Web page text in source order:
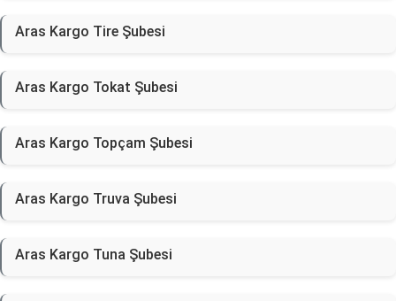
Aras Kargo Tire Şubesi
Aras Kargo Tokat Şubesi
Aras Kargo Topçam Şubesi
Aras Kargo Truva Şubesi
Aras Kargo Tuna Şubesi